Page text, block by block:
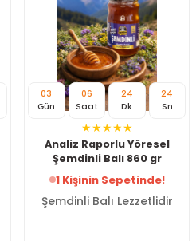
03
Gün
06
Saat
24
Dk
22
Sn
Analiz Raporlu Yöresel
Şemdinli Balı 860 gr
1 Kişinin Sepetinde!
Şemdinli Balı Lezzetlidir